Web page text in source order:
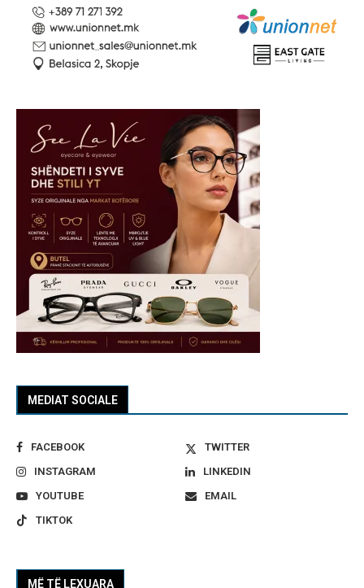
MEDIAT SOCIALE
FACEBOOK
TWITTER
INSTAGRAM
LINKEDIN
YOUTUBE
EMAIL
TIKTOK
MË TË LEXUARA